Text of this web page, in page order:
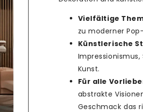
Vielfältige
zu moderner
Künstlerische
Kunst.
Für alle
abstrakte
Geschmack das